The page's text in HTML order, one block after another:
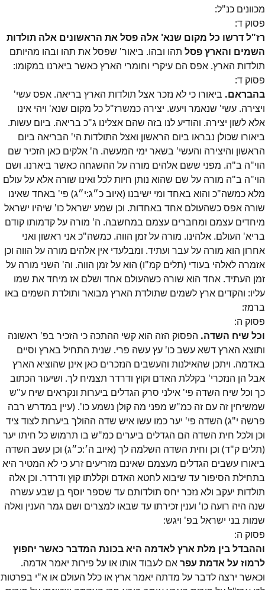
מכוונים כנ"ל:
פסוק ד:
רז"ל דרשו כל מקום שנא' אלה פסל את הראשונים אלה תולדות
השמים והארץ פסל תהו ובהו. ביאור' שפסל את תהו ובהו מהיותם
תולדות הארץ. אפס הם עיקרי וחומרי הארץ כאשר ביארנו במקומו:
פסוק ד:
בהבראם. ביאורו כי לא נזכר אצל תולדות הארץ בריאה. אפס עשי'
ויצירה. עשי' שנאמר ויעש. יצירה כמשרז"ל כל מקום שנא' ויהי אינו
אלא לשון יצירה. והודיע לנו בזה שהם אצלינו ג"כ בריאה. ביום עשות.
ביאורו שכולן נבראו ביום הראשון ואצל התולדות הי' הבריאה ביום
הראשון והיצירה והעשי' בשאר ימי המעשה. ה' אלקים כאן הזכיר שם
הוי"ה ב"ה. מפני ששם אלהים מורה על ההשגחה כאשר ביארנו. ושם
הוי"ה ב"ה מורה על שם שהוא נותן חיות לכל ואינו שורה אלא על עולם
מלא כמשה"כ והוא באחד ומי ישיבנו (איוב כ״ג:י״ג) פי' באחד שאינו
שורה אפס כשהעולם אחד באחדות. וכן שמע ישראל כו' שיהיו ישראל
מיחדים עצמם ומחברים עצמם במחשבה. ה' מורה על קדמותו קודם
בריא' העולם. אלהינו. מורה על זמן הווה. כמשה"כ אני ראשון ואני
אחרון הוא מורה על עבר ועתיד. ומבלעדי אין אלהים מורה על הווה וכן
אזמרה לאלהי בעודי (תלים קמ"ו) הוא על זמן הווה. וה' השני מורה על
זמן העתיד. אחד הוא שורה כשהעולם אחד ושלם אז מיחד את שמו
עליו: והקדים ארץ לשמים שתולדת הארץ מבואר ותולדת השמים באו
ברמז:
פסוק ה:
וכל שיח השדה. הפסוק הזה הוא קשי ההתכה כי הזכיר בפ' ראשונה
ותוצא הארץ דשא עשב כו' עץ עשה פרי. שנית התחיל בארץ וסיים
באדמה. ויתכן שהאילנות והעשבים הנזכרים כאן אינן שהוציא הארץ
אבל הן הנזכרי' בקללת האדם וקוץ ודרדר תצמיח לך. ושיעור הכתוב
כך וכל שיח השדה פי' אילני סרק הגדלים ביערות ונקראים שיח ע"ש
שמשיחין זה עם זה כמ"ש מפני מה קולן נשמע כו'. (עיין במדרש רבה
פרשה י"ג) השדה פי' יער כמו עשו איש שדה ההולך ביערות לצוד ציד
וכן ולכל חית השדה הם הגדלים ביערים כמ"ש בו תרמוש כל חיתו יער
(תלים ק"ד) וכן וחית השדה השלמה לך (איוב ה׳:כ״ג) וכן עשב השדה
ביאורו עשבים הגדלים מעצמם שאינם מזריעים זרע כי לא המטיר היא
בתחילת הסיפור עד שיבוא לחטא האדם וקללתו קוץ ודרדר. וכן אלה
תולדות יעקב ולא נזכר יחס תולדותם עד שספר יוסף בן שבע עשרה
שנה היה רועה כו' וענין זכירתו עד שבאו למצרים ושם גמר הענין ואלה
שמות בני ישראל בפ' ויגש:
פסוק ה:
וההבדל בין מלת ארץ לאדמה היא בכונת המדבר כאשר יחפוץ
לרמוז על אדמת עפראם לעבוד אותו או על פירות יאמר אדמה.
וכאשר ירצה לדבר על מדתה יאמר ארץ או כלל העולם או א"י בפרטות